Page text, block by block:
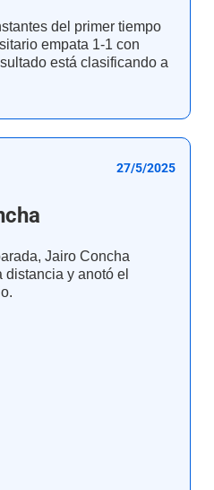
del primer tiempo
empata 1-1 con
está clasificando a
27/5/2025
Jairo Concha
y anotó el